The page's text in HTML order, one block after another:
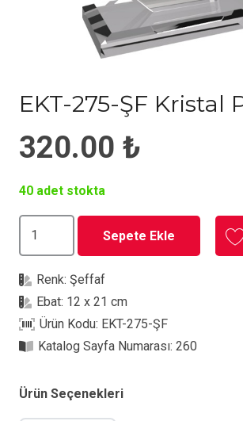
EKT-275-ŞF Kristal
320.00 ₺
40 adet stokta
Plaket
Sepete Ekle
Renk:Şeffaf
Ebat: 12 x 21 cm
Ürün Kodu: EKT-275-ŞF
Katalog Sayfa Numarası:260
Ürün Seçenekleri